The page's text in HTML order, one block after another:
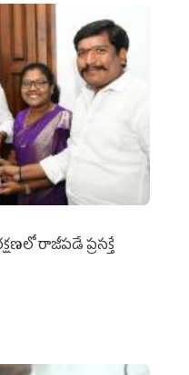
రాజీపడే ప్రసక్తే